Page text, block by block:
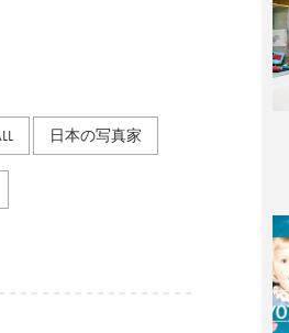
日本の写真家